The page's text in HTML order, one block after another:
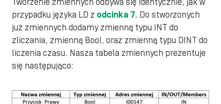
Tworzenie zmiennych odbywa się identycznie, jak w
przypadku języka LD z odcinka 7. Do stworzonych
już zmiennych dodamy zmienną typu INT do
zliczania, zmienną Bool, oraz zmienną typu DINT do
liczenia czasu. Nasza tabela zmiennych prezentuje
się następująco: